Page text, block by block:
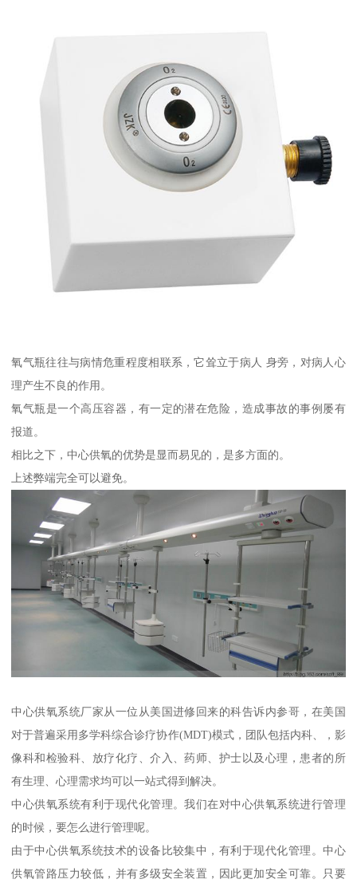
氧气瓶往往与病情危重程度相联系，它耸立于病人 身旁，对病人心
理产生不良的作用。
氧气瓶是一个高压容器，有一定的潜在危险，造成事故的事例屡有
报道。
相比之下，中心供氧的优势是显而易见的，是多方面的。
上述弊端完全可以避免。
中心供氧系统厂家从一位从美国进修回来的科告诉内参哥，在美国
对于普遍采用多学科综合诊疗协作(MDT)模式，团队包括内科、，影
像科和检验科、放疗化疗、介入、药师、护士以及心理，患者的所
有生理、心理需求均可以一站式得到解决。
中心供氧系统有利于现代化管理。我们在对中心供氧系统进行管理
的时候，要怎么进行管理呢。
由于中心供氧系统技术的设备比较集中，有利于现代化管理。中心
供氧管路压力较低，并有多级安全装置，因此更加安全可靠。只要